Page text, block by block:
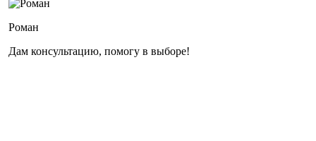
Роман
Дам консультацию, помогу в выборе!